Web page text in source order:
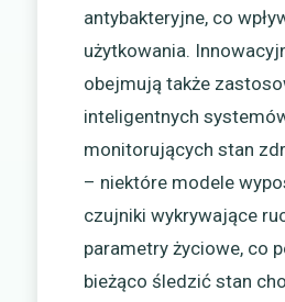
antybakteryjne, co
użytkowania.
obejmują także
inteligentnych
monitorujących stan
– niektóre modele
czujniki wykrywające
parametry życiowe, co
bieżąco śledzić stan